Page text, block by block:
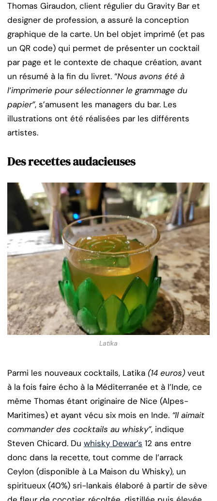
Thomas Giraudon, client régulier du Gravity Bar et
designer de profession, a assuré la conception
graphique de la carte. Un bel objet imprimé (et pas
un QR code) qui permet de présenter un cocktail
par page et le contexte de chaque création, avant
un résumé à la fin du livret. “Nous avons été à
l’imprimerie pour sélectionner le grammage du
papier”, s’amusent les managers du bar. Les
illustrations ont été réalisées par les différents
artistes.
Des recettes audacieuses
Latika
Parmi les nouveaux cocktails, Latika (14 euros) veut
à la fois faire écho à la Méditerranée et à l’Inde, ce
même Thomas étant originaire de Nice (Alpes-
Maritimes) et ayant vécu six mois en Inde. “Il aimait
commander des cocktails au whisky”, indique
Steven Chicard. Du whisky Dewar’s 12 ans entre
donc dans la recette, tout comme de l’arrack
Ceylon (disponible à La Maison du Whisky), un
spiritueux (40%) sri-lankais élaboré à partir de sève